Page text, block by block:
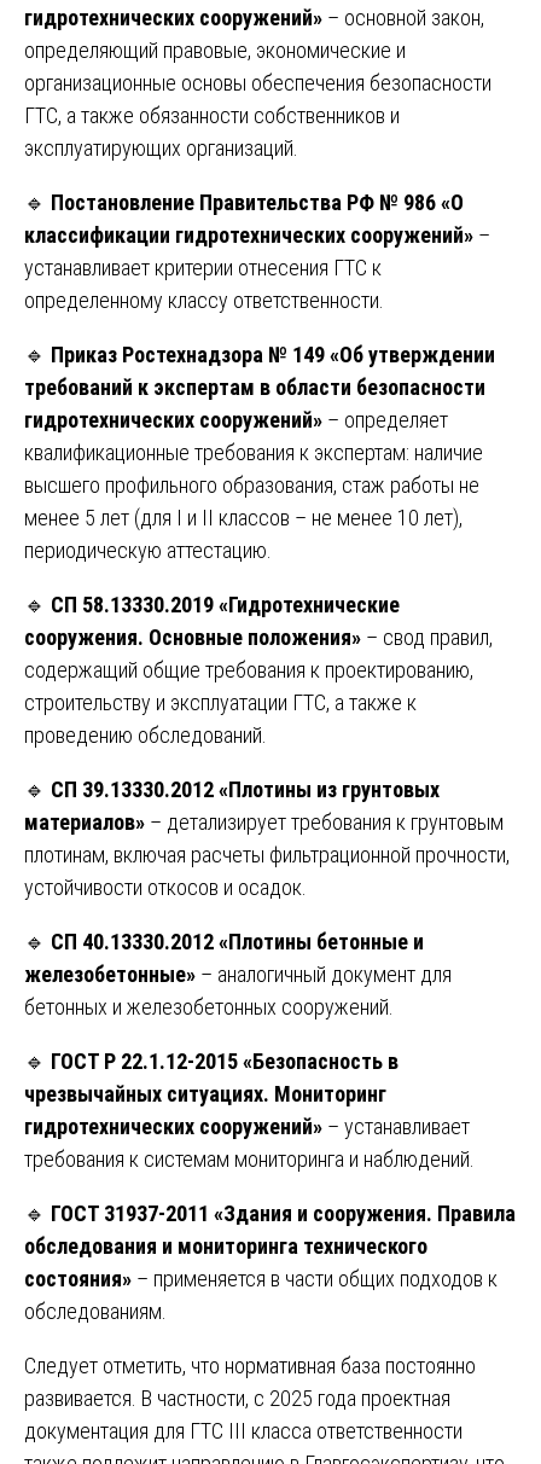
гидротехнических сооружений» – основной закон,
определяющий правовые, экономические и
организационные основы обеспечения безопасности
ГТС, а также обязанности собственников и
эксплуатирующих организаций.
🔹 Постановление Правительства РФ № 986 «О
классификации гидротехнических сооружений» –
устанавливает критерии отнесения ГТС к
определенному классу ответственности.
🔹 Приказ Ростехнадзора № 149 «Об утверждении
требований к экспертам в области безопасности
гидротехнических сооружений» – определяет
квалификационные требования к экспертам: наличие
высшего профильного образования, стаж работы не
менее 5 лет (для I и II классов – не менее 10 лет),
периодическую аттестацию.
🔹 СП 58.13330.2019 «Гидротехнические
сооружения. Основные положения» – свод правил,
содержащий общие требования к проектированию,
строительству и эксплуатации ГТС, а также к
проведению обследований.
🔹 СП 39.13330.2012 «Плотины из грунтовых
материалов» – детализирует требования к грунтовым
плотинам, включая расчеты фильтрационной прочности,
устойчивости откосов и осадок.
🔹 СП 40.13330.2012 «Плотины бетонные и
железобетонные» – аналогичный документ для
бетонных и железобетонных сооружений.
🔹 ГОСТ Р 22.1.12-2015 «Безопасность в
чрезвычайных ситуациях. Мониторинг
гидротехнических сооружений» – устанавливает
требования к системам мониторинга и наблюдений.
🔹 ГОСТ 31937-2011 «Здания и сооружения. Правила
обследования и мониторинга технического
состояния» – применяется в части общих подходов к
обследованиям.
Следует отметить, что нормативная база постоянно
развивается. В частности, с 2025 года проектная
документация для ГТС III класса ответственности